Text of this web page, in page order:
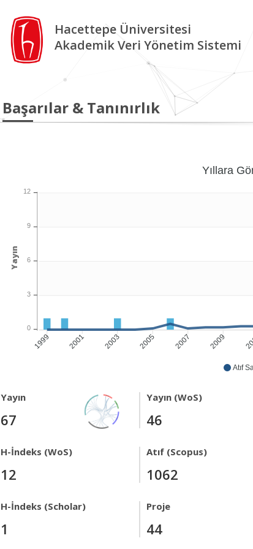
Hacettepe Üniversitesi
Akademik Veri Yönetim Sistemi
Başarılar & Tanınırlık
Atıf
1999 2001 2003 2005 2007 2009
Yıllara
12
9
6
3
0
Yayın
Yayın
67
Yayın (WoS)
46
H-İndeks (WoS)
12
Atıf (Scopus)
1062
H-İndeks (Scholar)
1
Proje
44